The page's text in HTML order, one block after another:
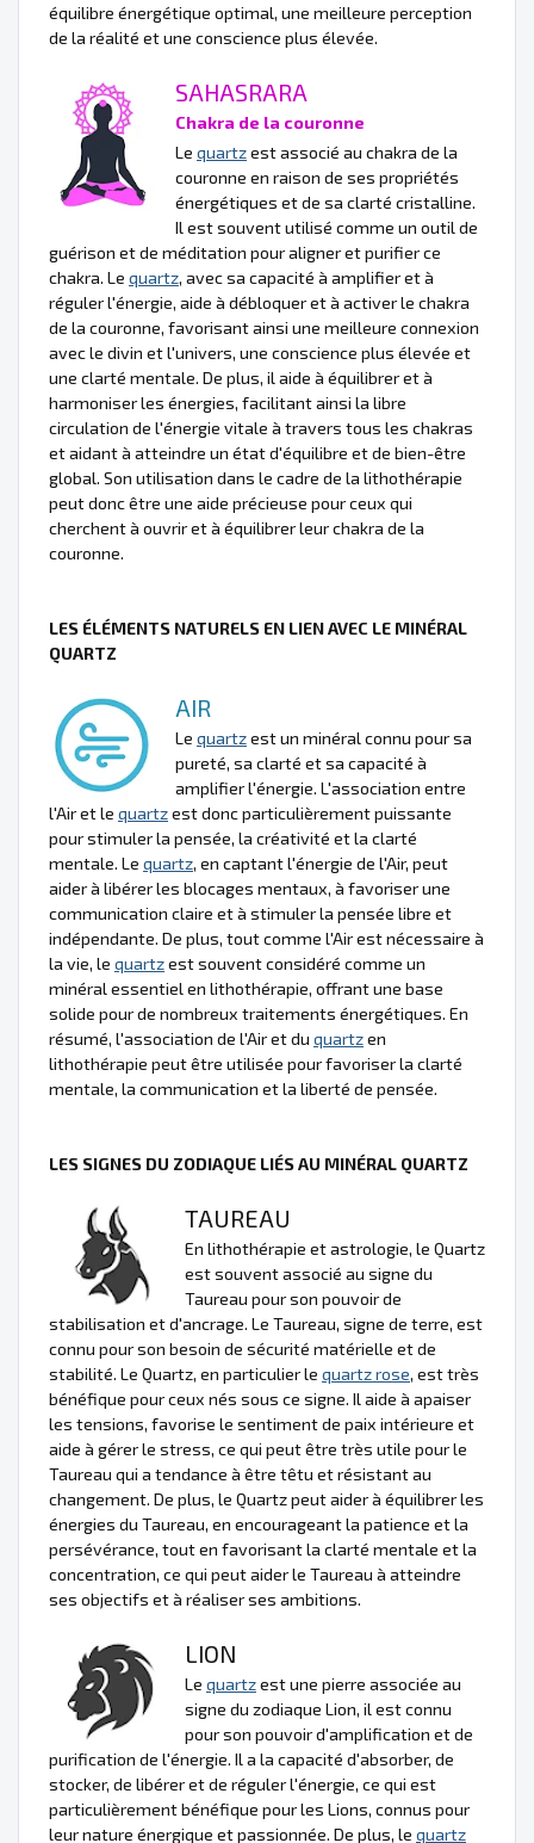
équilibre énergétique optimal, une meilleure perception
de la réalité et une conscience plus élevée.
SAHASRARA
Chakra de la couronne
Le quartzest associé au chakra de la
couronne en raison de ses propriétés
énergétiques et de sa clarté cristalline.
Il est souvent utilisé comme un outil de
guérison et de méditation pour aligner et purifier ce
chakra. Le quartz, avec sa capacité à amplifier et à
réguler l'énergie, aide à débloquer et à activer le chakra
de la couronne, favorisant ainsi une meilleure connexion
avec le divin et l'univers, une conscience plus élevée et
une clarté mentale. De plus, il aide à équilibrer et à
harmoniser les énergies, facilitant ainsi la libre
circulation de l'énergie vitale à travers tous les chakras
et aidant à atteindre un état d'équilibre et de bien-être
global. Son utilisation dans le cadre de la lithothérapie
peut donc être une aide précieuse pour ceux qui
cherchent à ouvrir et à équilibrer leur chakra de la
couronne.
LES ÉLÉMENTS NATURELS EN LIEN AVEC LE MINÉRAL
QUARTZ
AIR
Le quartzest un minéral connu pour sa
pureté, sa clarté et sa capacité à
amplifier l'énergie. L'association entre
l'Air et le quartzest donc particulièrement puissante
pour stimuler la pensée, la créativité et la clarté
mentale. Le quartz, en captant l'énergie de l'Air, peut
aider à libérer les blocages mentaux, à favoriser une
communication claire et à stimuler la pensée libre et
indépendante. De plus, tout comme l'Air est nécessaire à
la vie, le quartzest souvent considéré comme un
minéral essentiel en lithothérapie, offrant une base
solide pour de nombreux traitements énergétiques. En
résumé, l'association de l'Air et du quartzen
lithothérapie peut être utilisée pour favoriser la clarté
mentale, la communication et la liberté de pensée.
LES SIGNES DU ZODIAQUE LIÉS AU MINÉRAL QUARTZ
TAUREAU
En lithothérapie et astrologie, le Quartz
est souvent associé au signe du
Taureau pour son pouvoir de
stabilisation et d'ancrage. Le Taureau, signe de terre, est
connu pour son besoin de sécurité matérielle et de
stabilité. Le Quartz, en particulier le quartz rose, est très
bénéfique pour ceux nés sous ce signe. Il aide à apaiser
les tensions, favorise le sentiment de paix intérieure et
aide à gérer le stress, ce qui peut être très utile pour le
Taureau qui a tendance à être têtu et résistant au
changement. De plus, le Quartz peut aider à équilibrer les
énergies du Taureau, en encourageant la patience et la
persévérance, tout en favorisant la clarté mentale et la
concentration, ce qui peut aider le Taureau à atteindre
ses objectifs et à réaliser ses ambitions.
LION
Le quartzest une pierre associée au
signe du zodiaque Lion, il est connu
pour son pouvoir d'amplification et de
purification de l'énergie. Il a la capacité d'absorber, de
stocker, de libérer et de réguler l'énergie, ce qui est
particulièrement bénéfique pour les Lions, connus pour
leur nature énergique et passionnée. De plus, le quartz